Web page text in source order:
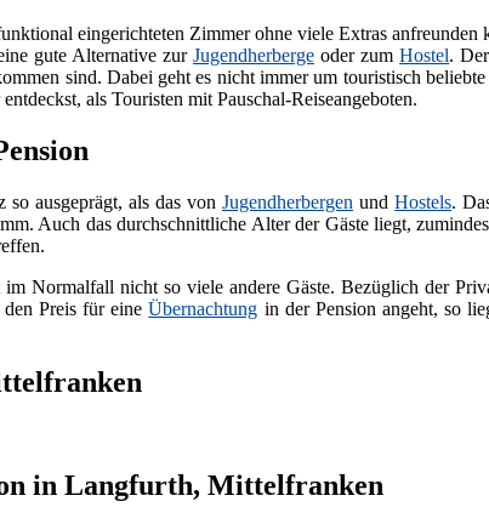
eingerichteten Zimmer ohne viele Extras
gute Alternative zur Jugendherbergeoder zumHostel.
sind. Dabei geht es nicht immer um touristisch
als Touristen mit Pauschal-Reiseangeboten.
ausgeprägt, als das von Jugendherbergen undHostels.
Auch das durchschnittliche Alter der Gäste liegt,
Normalfall nicht so viele andere Gäste. Bezüglich der
den Preis für eineÜbernachtung in der Pension angeht, so
in Langfurth, Mittelfranken